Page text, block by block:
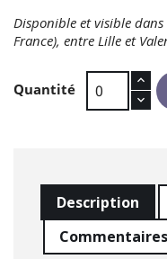
Disponible et visible
France), entre Lille et
Quantité
Description
Commentaires